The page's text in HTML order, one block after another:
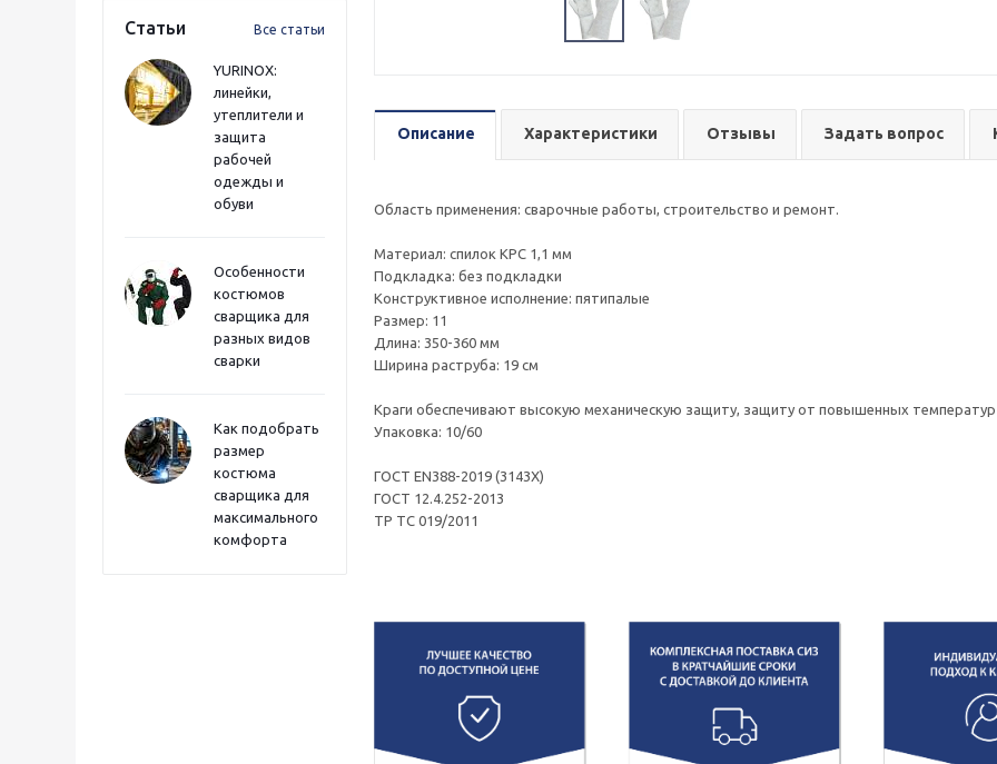
Статьи Все статьи
YURINOX:
линейки,
утеплители и
защита
рабочей
одежды и
обуви
Особенности
костюмов
сварщика для
разных видов
сварки
Как подобрать
размер
костюма
сварщика для
максимального
комфорта
Описание Характеристики Отзывы Задать вопрос
Область применения: сварочные работы, строительство и ремонт.
Материал: спилок КРС 1,1 мм
Подкладка: без подкладки
Конструктивное исполнение: пятипалые
Размер: 11
Длина: 350-360 мм
Ширина раструба: 19 см
Краги обеспечивают высокую механическую защиту, защиту от повышенных температур
Упаковка: 10/60
ГОСТ EN388-2019 (3143Х)
ГОСТ 12.4.252-2013
ТР ТС 019/2011